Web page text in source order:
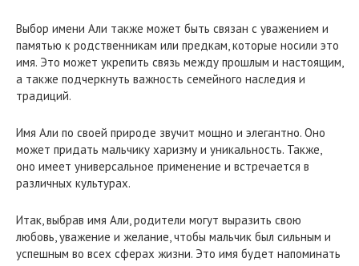
Выбор имени Али также может быть связан с уважением и
памятью к родственникам или предкам, которые носили это
имя. Это может укрепить связь между прошлым и настоящим,
а также подчеркнуть важность семейного наследия и
традиций.
Имя Али по своей природе звучит мощно и элегантно. Оно
может придать мальчику харизму и уникальность. Также,
оно имеет универсальное применение и встречается в
различных культурах.
Итак, выбрав имя Али, родители могут выразить свою
любовь, уважение и желание, чтобы мальчик был сильным и
успешным во всех сферах жизни. Это имя будет напоминать